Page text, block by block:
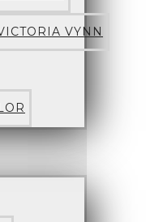
VYNN